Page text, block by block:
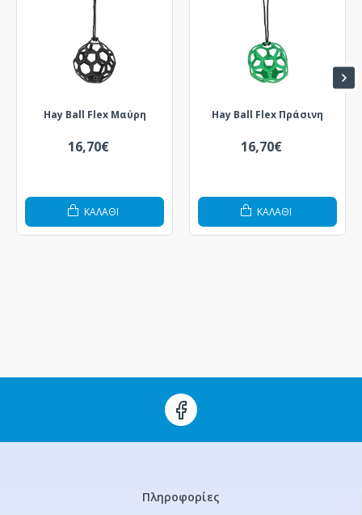
Hay Ball Flex Μαύρη
16,70€
ΚΑΛΆΘΙ
Hay Ball Flex Πράσινη
16,70€
ΚΑΛΆΘΙ
Πληροφορίες